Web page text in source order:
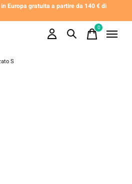
Europa gratuita a partire da 140 € di
0items
S